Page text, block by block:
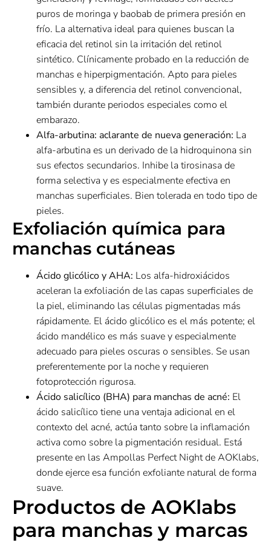
puros de moringa y baobab de primera presión en
frío. La alternativa ideal para quienes buscan la
eficacia del retinol sin la irritación del retinol
sintético. Clínicamente probado en la reducción de
manchas e hiperpigmentación. Apto para pieles
sensibles y, a diferencia del retinol convencional,
también durante periodos especiales como el
embarazo.
Alfa-arbutina: aclarante de nueva generación: La
alfa-arbutina es un derivado de la hidroquinona sin
sus efectos secundarios. Inhibe la tirosinasa de
forma selectiva y es especialmente efectiva en
manchas superficiales. Bien tolerada en todo tipo de
pieles.
Exfoliación química para
manchas cutáneas
Ácido glicólico y AHA: Los alfa-hidroxiácidos
aceleran la exfoliación de las capas superficiales de
la piel, eliminando las células pigmentadas más
rápidamente. El ácido glicólico es el más potente; el
ácido mandélico es más suave y especialmente
adecuado para pieles oscuras o sensibles. Se usan
preferentemente por la noche y requieren
fotoprotección rigurosa.
Ácido salicílico (BHA) para manchas de acné: El
ácido salicílico tiene una ventaja adicional en el
contexto del acné, actúa tanto sobre la inflamación
activa como sobre la pigmentación residual. Está
presente en las Ampollas Perfect Night de AOKlabs,
donde ejerce esa función exfoliante natural de forma
suave.
Productos de AOKlabs
para manchas y marcas